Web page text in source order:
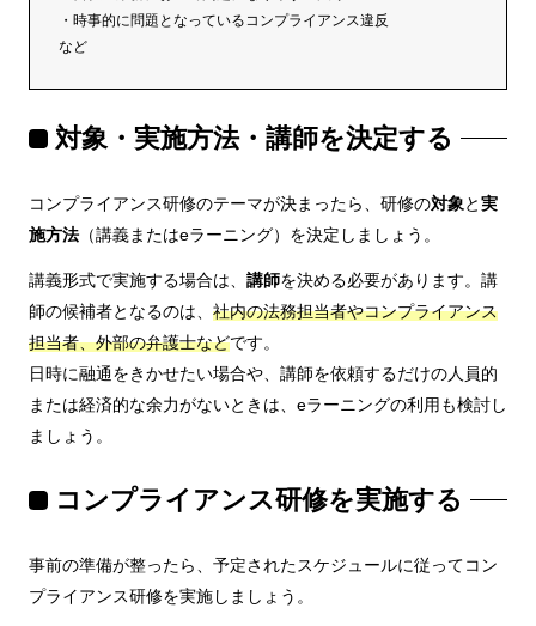
・時事的に問題となっているコンプライアンス違反
など
対象・実施方法・講師を決定する
コンプライアンス研修のテーマが決まったら、研修の対象と実
施方法 （講義またはeラーニング）を決定しましょう。
講義形式で実施する場合は、 講師を決める必要があります。講
師の候補者となるのは、 社内の法務担当者やコンプライアンス
担当者、外部の弁護士などです。
日時に融通をきかせたい場合や、講師を依頼するだけの人員的
または経済的な余力がないときは、eラーニングの利用も検討し
ましょう。
コンプライアンス研修を実施する
事前の準備が整ったら、予定されたスケジュールに従ってコン
プライアンス研修を実施しましょう。